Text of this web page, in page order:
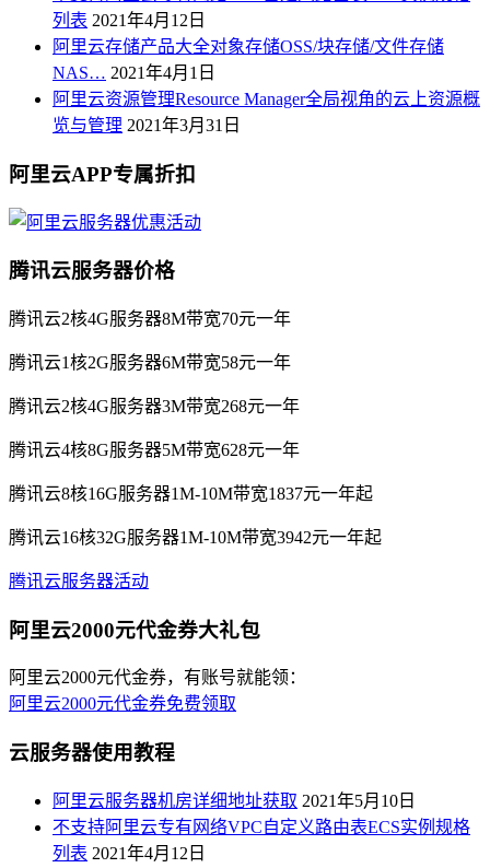
列表 2021年4月12日
阿里云存储产品大全对象存储OSS/块存储/文件存储
NAS… 2021年4月1日
阿里云资源管理Resource Manager全局视角的云上资源概
览与管理 2021年3月31日
阿里云APP专属折扣
腾讯云服务器价格
腾讯云2核4G服务器8M带宽70元一年
腾讯云1核2G服务器6M带宽58元一年
腾讯云2核4G服务器3M带宽268元一年
腾讯云4核8G服务器5M带宽628元一年
腾讯云8核16G服务器1M-10M带宽1837元一年起
腾讯云16核32G服务器1M-10M带宽3942元一年起
腾讯云服务器活动
阿里云2000元代金券大礼包
阿里云2000元代金券，有账号就能领：
阿里云2000元代金券免费领取
云服务器使用教程
阿里云服务器机房详细地址获取 2021年5月10日
不支持阿里云专有网络VPC自定义路由表ECS实例规格
列表 2021年4月12日